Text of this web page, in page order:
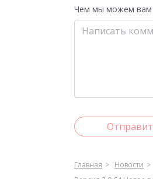
Чем мы можем вам
Главная
Новости